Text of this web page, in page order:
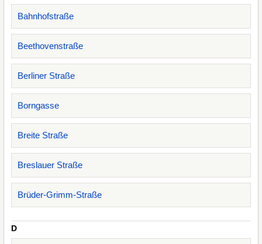
Bahnhofstraße
Beethovenstraße
Berliner Straße
Borngasse
Breite Straße
Breslauer Straße
Brüder-Grimm-Straße
D